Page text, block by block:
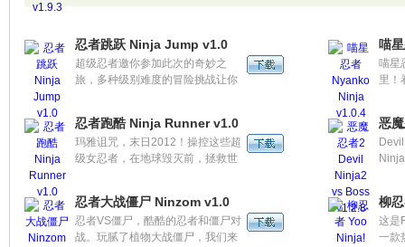
家体验到随时的娱乐快感。
忍者跳跃 Ninja Jump v1.0
超级忍者邀你参加此次的奇妙之
旅，多种级别难度的冒险挑战让你
喵
喵星
里！
星大
问出
路前
忍者跑酷 Ninja Runner v1.0
玛雅诅咒，末日2012！操控这些超
级女忍者，在地球毁灭前，拯救世
中，体验超凡劲爆的游戏感觉。拯
救世界的命运，一切掌握在你的手
中!!!
恶
做了
晰，
一点
忍者大战僵尸 Ninzom v1.0
忍者VS僵尸，酷酷的忍者和僵尸对
战。玩腻了植物大战僵尸，我们来
柳
这是
一款